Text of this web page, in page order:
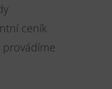
ceník
provádíme